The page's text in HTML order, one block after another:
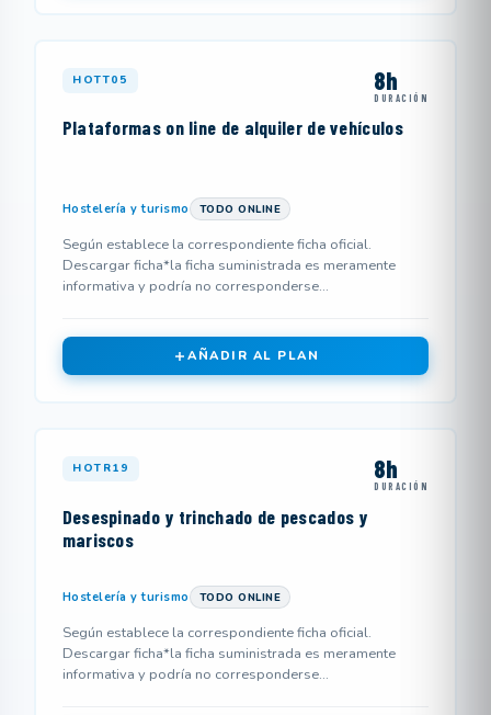
HOTT05 8h
DURACIÓN
Plataformas on line de alquiler de vehículos
Hostelería y turismo TODO ONLINE
Según establece la correspondiente ficha oficial.
Descargar ficha*la ficha suministrada es meramente
informativa y podría no corresponderse...
AÑADIR AL PLAN
HOTR19 8h
DURACIÓN
Desespinado y trinchado de pescados y
mariscos
Hostelería y turismo TODO ONLINE
Según establece la correspondiente ficha oficial.
Descargar ficha*la ficha suministrada es meramente
informativa y podría no corresponderse...